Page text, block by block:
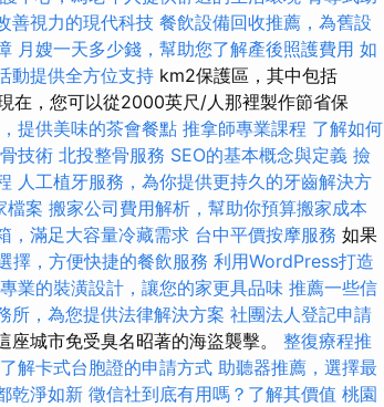
善視力的現代科技 餐飲設備回收推薦，為舊設
月嫂一天多少錢，幫助您了解產後照護費用 如
動提供全方位支持 km2保護區，其中包括
在，您可以從2000英尺/人那裡製作節省保
提供美味的茶會餐點 推拿師專業課程 了解如何
技術 北投整骨服務 SEO的基本概念與定義 撿
人工植牙服務，為你提供更持久的牙齒解決方
檔案 搬家公司費用解析，幫助你預算搬家成本
，滿足大容量冷藏需求 台中平價按摩服務 如果
擇，方便快捷的餐飲服務 利用WordPress打造
專業的裝潢設計，讓您的家更具品味 推薦一些信
所，為您提供法律解決方案 社團法人登記申請
城市免受臭名昭著的海盜襲擊。 整復療程推
了解卡式台胞證的申請方式 助聽器推薦，選擇最
乾淨如新 徵信社到底有用嗎？了解其價值 桃園